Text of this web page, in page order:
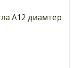
А12 диамтер